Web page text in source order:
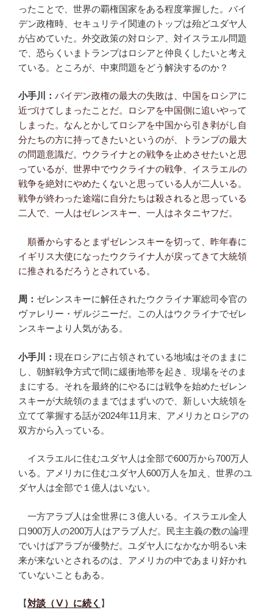
ったことで、世界の覇権国家をある程度掌握した。バイ
デン政権時、セキュリテイ関連のトップは殆どユダヤ人
が占めていた。外交政策の対ロシア、対イスラエル問題
で、恐らくいまトランプはロシアと仲良くしたいと考え
ている。ところが、中東問題をどう解決するのか？
小手川： バイデン政権の最大の失敗は、中国をロシアに
近づけてしまったことだ。ロシアを中国側に追いやって
しまった。なんとかしてロシアを中国から引き剥がし自
分たちの方に持ってきたいというのが、トランプの最大
の問題意識だ。ウクライナとの戦争を止めさせたいと思
っているが、世界中でウクライナの戦争、イスラエルの
戦争を絶対にやめたくないと思っている人が二人いる。
戦争が終わった途端に自分たちは殺されると思っている
二人で、一人はゼレンスキー、一人はネタニヤフだ。
順番からするとまずゼレンスキーを切って、昨年春に
イギリス大使になったウクライナ人が戻ってきて大統領
に推されるだろうとされている。
周： ゼレンスキーに解任されたウクライナ軍総司令官の
ヴァレリー・ザルジニーだ。この人はウクライナでゼレ
ンスキーより人気がある。
小手川： 現在ロシアに占領されている地域はそのままに
し、朝鮮戦争方式で間に緩衝地帯を起き、現場をそのま
まにする。それを最終的にやるには戦争を始めたゼレン
スキーが大統領のままではまずいので、新しい大統領を
立てて掌握する話が2024年11月末、アメリカとロシアの
双方から入っている。
イスラエルに住むユダヤ人は全部で600万から700万人
いる。アメリカに住むユダヤ人600万人を加え、世界のユ
ダヤ人は全部で１億人はいない。
一方アラブ人は全世界に３億人いる。イスラエル全人
口900万人の200万人はアラブ人だ。民主主義の数の論理
でいけばアラブが優勢だ。ユダヤ人になかなか明るい未
来が来ないとされるのは、アメリカの中であまり好かれ
ていないこともある。
【対談（Ⅴ）に続く 】